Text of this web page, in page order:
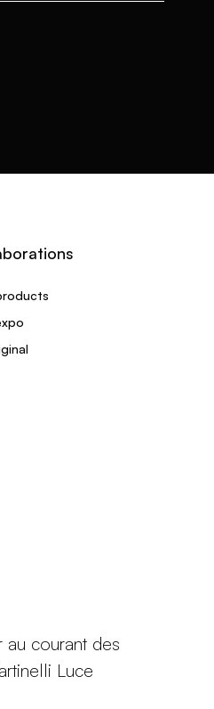
au courant des
Luce